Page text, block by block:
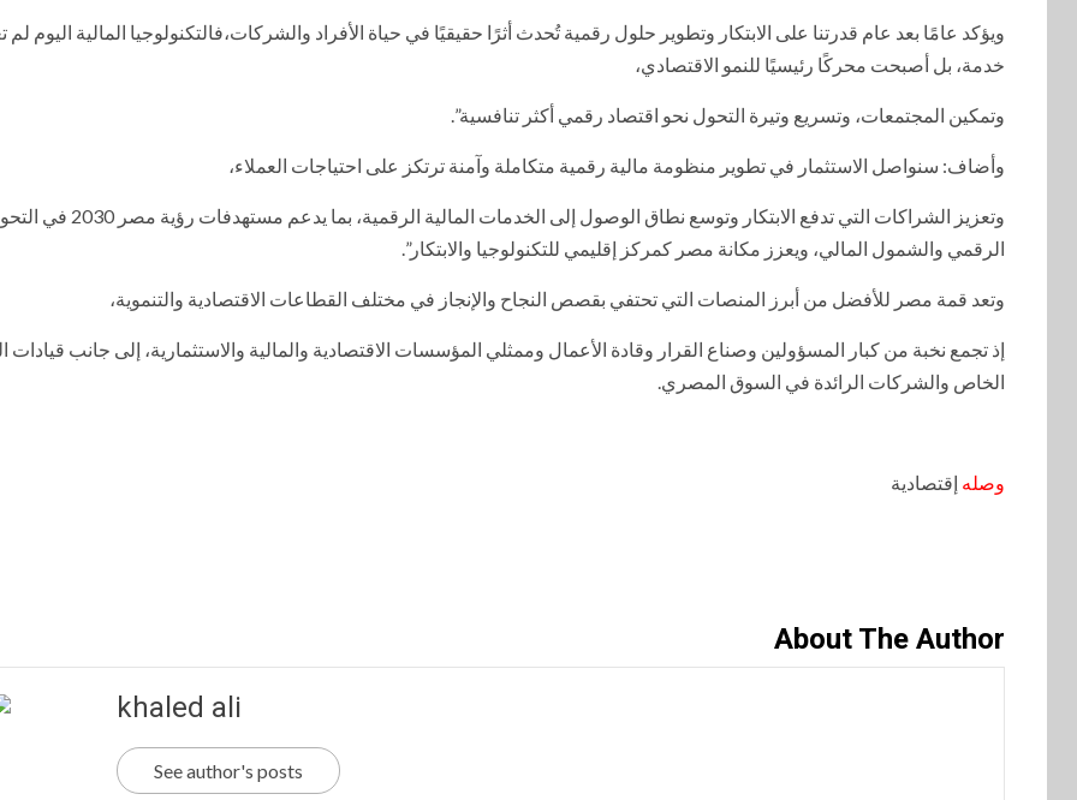
ويؤكد عامًا بعد عام قدرتنا على الابتكار وتطوير حلول رقمية تُحدث أثرًا حقيقيًا في حياة الأفراد والشركات،فالتكنولوجيا المالية اليوم لم
خدمة، بل أصبحت محركًا رئيسيًا للنمو الاقتصادي،
وتمكين المجتمعات، وتسريع وتيرة التحول نحو اقتصاد رقمي أكثر تنافسية”.
وأضاف: سنواصل الاستثمار في تطوير منظومة مالية رقمية متكاملة وآمنة ترتكز على احتياجات العملاء،
وتعزيز الشراكات التي تدفع الابتكار وتوسع نطاق الوصول إلى الخدمات المالية الرقمية، بما يدعم
الرقمي والشمول المالي، ويعزز مكانة مصر كمركز إقليمي للتكنولوجيا والابتكار”.
وتعد قمة مصر للأفضل من أبرز المنصات التي تحتفي بقصص النجاح والإنجاز في مختلف القطاعات الاقتصادية والتنموية،
إذ تجمع نخبة من كبار المسؤولين وصناع القرار وقادة الأعمال وممثلي المؤسسات الاقتصادية والمالية والاستثمارية، إلى جانب قيادات
الخاص والشركات الرائدة في السوق المصري.
وصله إقتصادية
About The Author
khaled ali
See author's posts